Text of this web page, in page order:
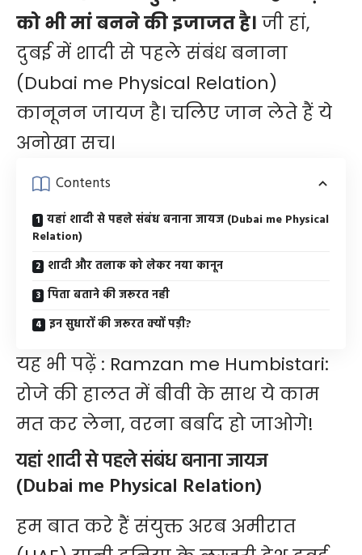
को भी मां बनने की इजाजत है। जी हां,
दुबई में शादी से पहले संबंध बनाना
(Dubai me Physical Relation)
कानूनन जायज है। चलिए जान लेते हैं ये
अनोखा सच।
Contents
यहां शादी से पहले संबंध बनाना जायज (Dubai me Physical
Relation)
शादी और तलाक को लेकर नया कानून
पिता बताने की जरूरत नही
इन सुधारों की जरूरत क्यों पड़ी?
यह भी पढ़ें : Ramzan me Humbistari:
रोजे की हालत में बीवी के साथ ये काम
मत कर लेना, वरना बर्बाद हो जाओगे!
यहां शादी से पहले संबंध बनाना जायज
(Dubai me Physical Relation)
हम बात करे हैं संयुक्त अरब अमीरात